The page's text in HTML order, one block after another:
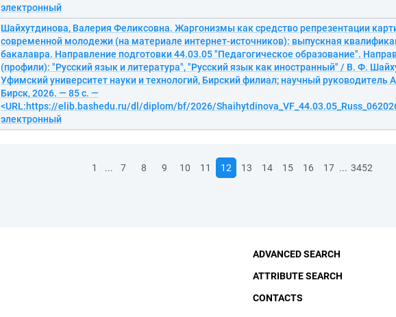
электронный
Шайхутдинова, Валерия Феликсовна. Жаргонизмы как средство репрезентации
современной молодежи (на материале интернет-источников): выпускная
бакалавра. Направление подготовки 44.03.05 "Педагогическое образование".
(профили): "Русский язык и литература", "Русский язык как иностранный" / В. Ф.
Уфимский университет науки и технологий, Бирский филиал; научный руководитель
Бирск, 2026. — 85 с. —
<URL:https://elib.bashedu.ru/dl/diplom/bf/2026/
электронный
1 ... 7 8 9 10 11 12 13 14 15 16 17 ... 3452
ADVANCED SEARCH
ATTRIBUTE SEARCH
CONTACTS